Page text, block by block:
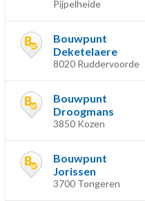
Pijpelheide
Bouwpunt
Deketelaere
8020 Ruddervoorde
Bouwpunt
Droogmans
3850 Kozen
Bouwpunt
Jorissen
3700 Tongeren